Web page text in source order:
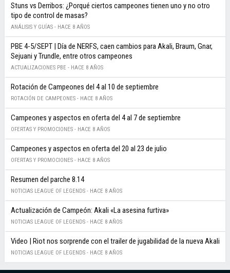
Stuns vs Derribos: ¿Porqué ciertos campeones tienen uno y no otro
tipo de control de masas?
ANÁLISIS Y GUÍAS - HACE 8 AÑOS
PBE 4-5/SEPT | Día de NERFS, caen cambios para Akali, Braum, Gnar,
Sejuani y Trundle, entre otros campeones
ACTUALIZACIONES PBE - HACE 8 AÑOS
Rotación de Campeones del 4 al 10 de septiembre
ROTACIÓN DE CAMPEONES - HACE 8 AÑOS
Campeones y aspectos en oferta del 4 al 7 de septiembre
OFERTAS Y PROMOCIONES - HACE 8 AÑOS
Campeones y aspectos en oferta del 20 al 23 de julio
OFERTAS Y PROMOCIONES - HACE 8 AÑOS
Resumen del parche 8.14
NOTICIAS LEAGUE OF LEGENDS - HACE 8 AÑOS
Actualización de Campeón: Akali «La asesina furtiva»
NOTICIAS LEAGUE OF LEGENDS - HACE 8 AÑOS
Video | Riot nos sorprende con el trailer de jugabilidad de la nueva Akali
NOTICIAS LEAGUE OF LEGENDS - HACE 8 AÑOS